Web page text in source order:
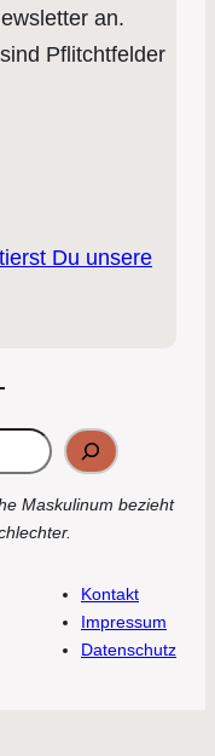
an.
Pflitchtfelder
Du unsere
Maskulinum bezieht
Kontakt
Impressum
Datenschutz